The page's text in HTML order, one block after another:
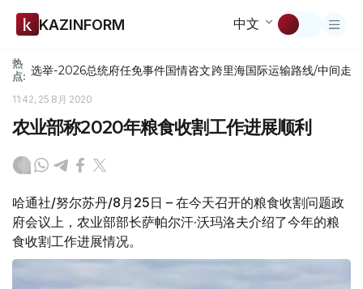
KAZINFORM 中文
热
点: 选举-2026总统府任免事件国情咨文跨里海国际运输路线/中间走廊
11:42, 25 8月 2020
农业部称2020年粮食收割工作进展顺利
哈通社/努尔苏丹/8月25日 – 在今天召开的粮食收割问题政
府会议上，农业部部长萨帕尔汗·沃玛洛夫介绍了今年的粮
食收割工作进展情况。